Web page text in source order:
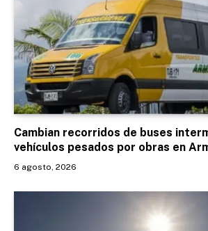
Cambian recorridos de buses
vehículos pesados por obras en
6 agosto, 2026